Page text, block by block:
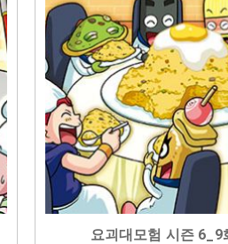
요괴대모험 시즌 6_9